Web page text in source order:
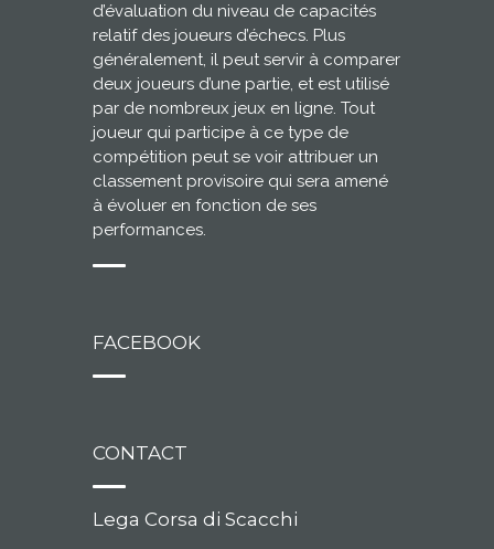
d’évaluation du niveau de capacités
relatif des joueurs d’échecs. Plus
généralement, il peut servir à comparer
deux joueurs d’une partie, et est utilisé
par de nombreux jeux en ligne. Tout
joueur qui participe à ce type de
compétition peut se voir attribuer un
classement provisoire qui sera amené
à évoluer en fonction de ses
performances.
FACEBOOK
CONTACT
Lega Corsa di Scacchi